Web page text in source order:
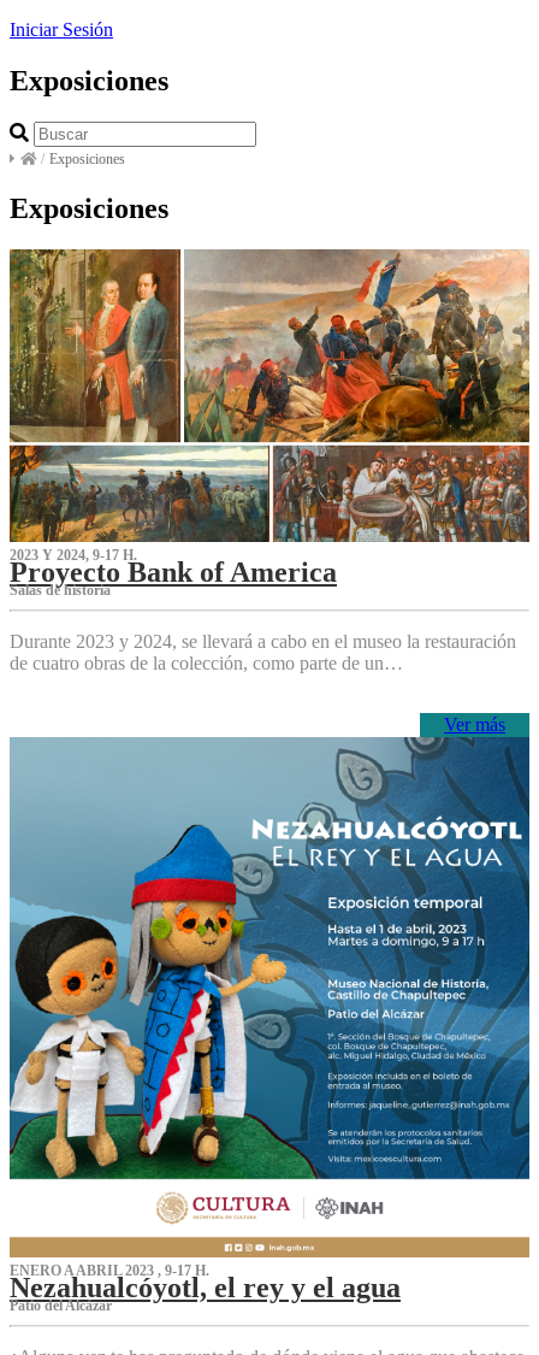
Iniciar Sesión
Exposiciones
/ Exposiciones
Exposiciones
2023 Y 2024, 9-17 H.
Proyecto Bank of America
S‌alas de historia
Durante 2023 y 2024, se llevará a cabo en el museo la restauración
de cuatro obras de la colección, como parte de un…
Ver más
ENERO A ABRIL 2023 , 9-17 H.
Nezahualcóyotl, el rey y el agua
Patio del Alcázar